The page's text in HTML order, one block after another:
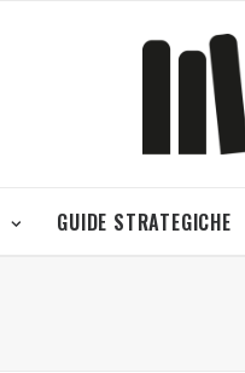
GUIDE STRATEGICHE